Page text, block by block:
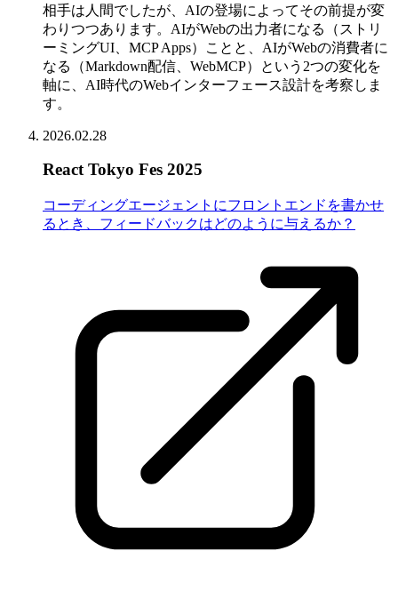
相手は人間でしたが、AIの登場によってその前提が変
わりつつあります。AIがWebの出力者になる（ストリ
ーミングUI、MCP Apps）ことと、AIがWebの消費者に
なる（Markdown配信、WebMCP）という2つの変化を
軸に、AI時代のWebインターフェース設計を考察しま
す。
2026.02.28
React Tokyo Fes 2025
コーディングエージェントにフロントエンドを書かせ
るとき、フィードバックはどのように与えるか？